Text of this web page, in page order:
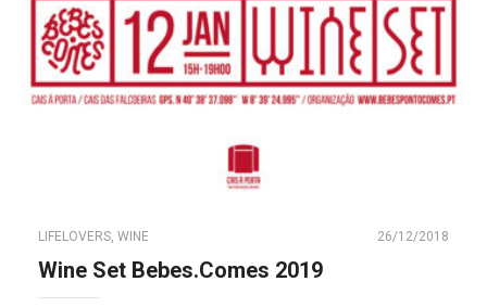
LIFELOVERS, WINE 26/12/2018
Wine Set Bebes.Comes 2019